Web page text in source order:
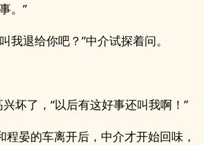
。”
我退给你吧？”中介试探着问。
兴坏了，“以后有这好事还叫我啊！”
程晏的车离开后，中介才开始回味，